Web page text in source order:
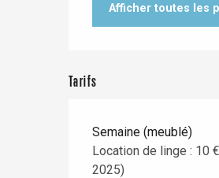
Clères
Afficher toutes les
Tarifs
Semaine (meublé)
Location de linge : 10
2025)